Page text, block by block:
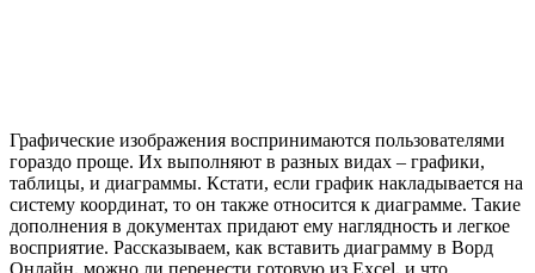
Графические изображения воспринимаются пользователями
гораздо проще. Их выполняют в разных видах – графики,
таблицы, и диаграммы. Кстати, если график накладывается на
систему координат, то он также относится к диаграмме. Такие
дополнения в документах придают ему наглядность и легкое
восприятие. Рассказываем, как вставить диаграмму в Ворд
Онлайн, можно ли перенести готовую из Excel, и что